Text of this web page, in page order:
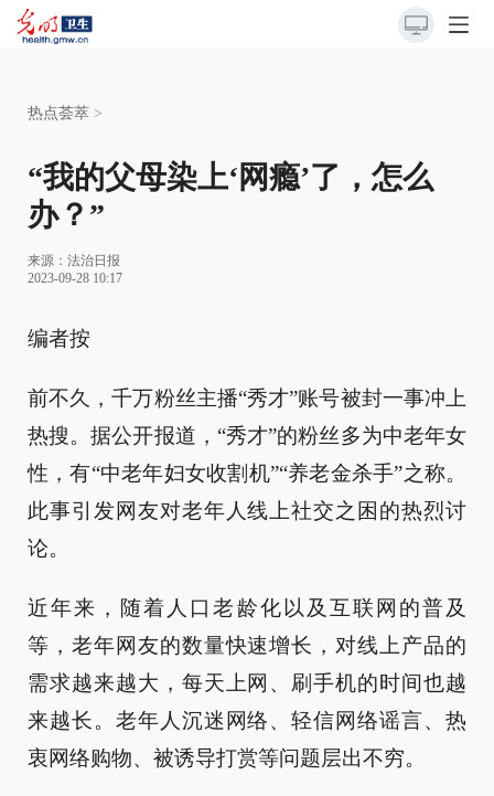
热点荟萃 >
“我的父母染上‘网瘾’了，怎么
办？”
来源： 法治日报
2023-09-28 10:17
编者按
前不久，千万粉丝主播“秀才”账号被封一事冲上
热搜。据公开报道，“秀才”的粉丝多为中老年女
性，有“中老年妇女收割机”“养老金杀手”之称。
此事引发网友对老年人线上社交之困的热烈讨
论。
近年来，随着人口老龄化以及互联网的普及
等，老年网友的数量快速增长，对线上产品的
需求越来越大，每天上网、刷手机的时间也越
来越长。老年人沉迷网络、轻信网络谣言、热
衷网络购物、被诱导打赏等问题层出不穷。